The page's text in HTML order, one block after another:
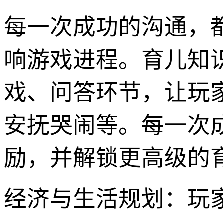
每一次成功的沟通，
响游戏进程。育儿知
戏、问答环节，让玩
安抚哭闹等。每一次
励，并解锁更高级的
经济与生活规划：玩